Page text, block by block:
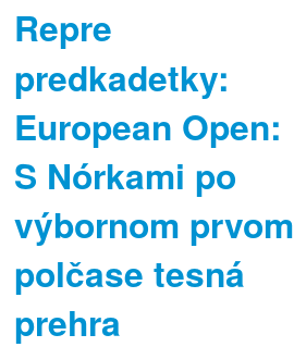
Repre
predkadetky:
European Open:
S Nórkami po
výbornom prvom
polčase tesná
prehra